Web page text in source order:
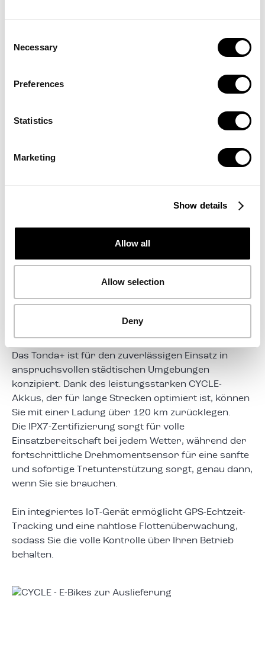
Selection
Necessary
Preferences
Statistics
Marketing
Show details
Allow all
Allow selection
Deny
Konnektivität / Tracking
Ladekapazität
Gebaut für eine volle
Das Tonda+ ist für den zuverlässigen Einsatz in
anspruchsvollen städtischen Umgebungen
konzipiert. Dank des leistungsstarken CYCLE-
Akkus, der für lange Strecken optimiert ist, können
Sie mit einer Ladung über 120 km zurücklegen.
Die IPX7-Zertifizierung sorgt für volle
Einsatzbereitschaft bei jedem Wetter, während der
fortschrittliche Drehmomentsensor für eine sanfte
und sofortige Tretunterstützung sorgt, genau dann,
wenn Sie sie brauchen.
Ein integriertes IoT-Gerät ermöglicht GPS-Echtzeit-
Tracking und eine nahtlose Flottenüberwachung,
sodass Sie die volle Kontrolle über Ihren Betrieb
behalten.